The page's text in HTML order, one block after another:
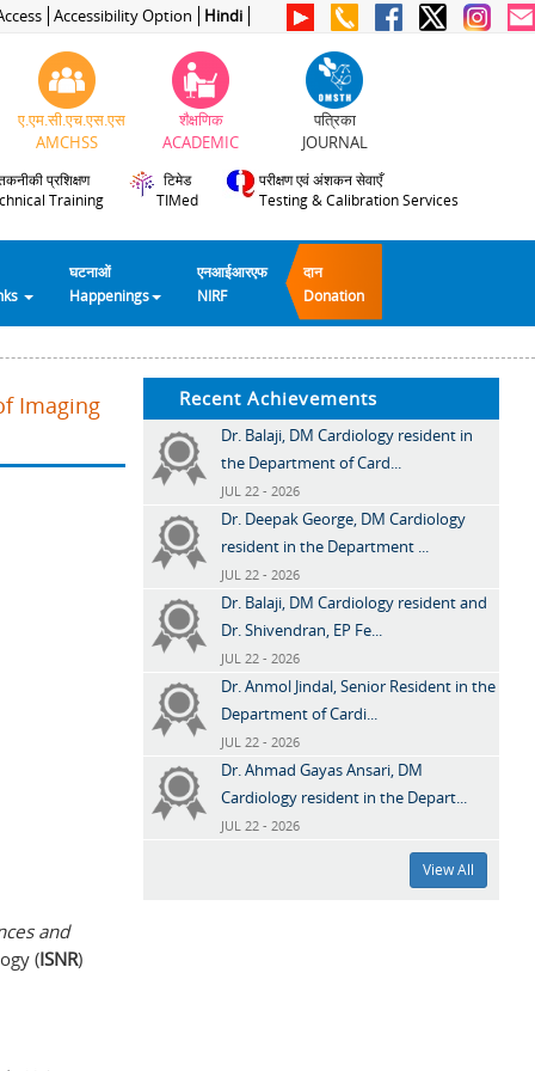
Accessibility Option Hindi
ए.एम.सी.एच.एस.एस
AMCHSS
शैक्षणिक
ACADEMIC
पत्रिका
JOURNAL
प्रशिक्षण
Training
टिमेड
TIMed
परीक्षण एवं अंशकन सेवाएँ
Testing & Calibration Services
घटनाओं
Happenings
एनआईआरएफ
NIRF
दान
Donation
Imaging
and
(ISNR)
Recent Achievements
Dr. Balaji, DM Cardiology resident in
the Department of Card...
JUL 22 - 2026
Dr. Deepak George, DM Cardiology
resident in the Department ...
JUL 22 - 2026
Dr. Balaji, DM Cardiology resident and
Dr. Shivendran, EP Fe...
JUL 22 - 2026
Dr. Anmol Jindal, Senior Resident in the
Department of Cardi...
JUL 22 - 2026
Dr. Ahmad Gayas Ansari, DM
Cardiology resident in the Depart...
JUL 22 - 2026
View All